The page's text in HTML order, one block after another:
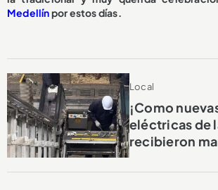
Medellínpor estos días.
Local
¡Como
eléctricas de
recibieron